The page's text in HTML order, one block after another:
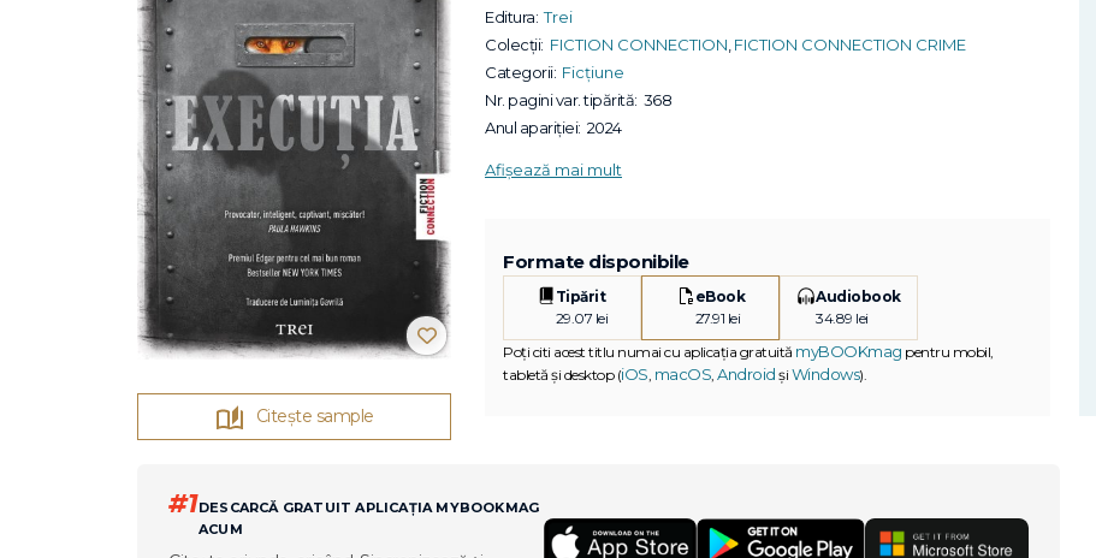
Citește sample
Editura: Trei
Colecții: FICTION CONNECTION FICTION CONNECTION CRIME
Categorii: Ficțiune
Nr. pagini var. tipărită: 368
Anul apariției: 2024
Afișează mai mult
Formate disponibile
Tipărit
29.07 lei
eBook
27.91 lei
Audiobook
34.89 lei
Poți citi acest titlu numai cu aplicația gratuită myBOOKmag pentru mobil,
tabletă și desktop (iOS macOS Android și Windows).
#1DESCARCĂ GRATUIT APLICAȚIA MYBOOKMAG
ACUM